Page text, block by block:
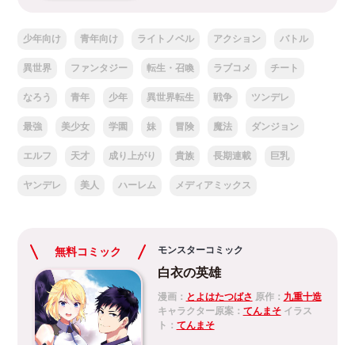
少年向け 青年向け ライトノベル アクション バトル
異世界 ファンタジー 転生・召喚 ラブコメ チート
なろう 青年 少年 異世界転生 戦争 ツンデレ
最強 美少女 学園 妹 冒険 魔法 ダンジョン
エルフ 天才 成り上がり 貴族 長期連載 巨乳
ヤンデレ 美人 ハーレム メディアミックス
無料コミック モンスターコミック
白衣の英雄
漫画： とよはたつばさ 原作： 九重十造
キャラクター原案： てんまそイラス
ト： てんまそ